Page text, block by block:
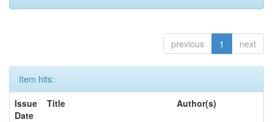
previous 1 next
Item hits:
Issue
Date
Title Author(s)